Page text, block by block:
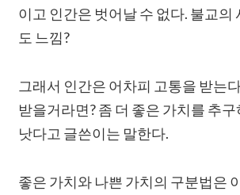
이고 인간은 벗어날 수 없다. 불교의
도 느낌?
그래서 인간은 어차피 고통을 받는
받을거라면? 좀 더 좋은 가치를 추
낫다고 글쓴이는 말한다.
좋은 가치와 나쁜 가치의 구분법은